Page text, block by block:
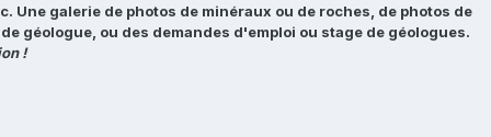
galerie de photos de minéraux ou de roches, de photos de
géologue, ou des demandes d'emploi ou stage de géologues.
!